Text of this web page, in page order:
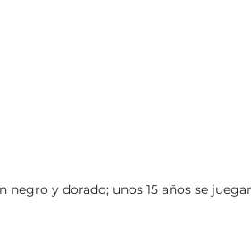
negro y dorado; unos 15 años se